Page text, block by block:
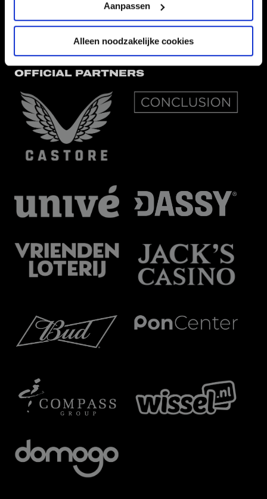
Aanpassen
Alleen noodzakelijke cookies
OFFICIAL PARTNERS